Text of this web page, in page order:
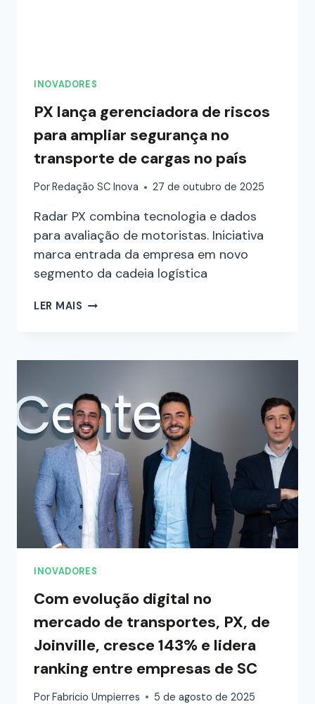
INOVADORES
PX lança gerenciadora de riscos
para ampliar segurança no
transporte de cargas no país
Por Redação SC Inova 27 de outubro de 2025
Radar PX combina tecnologia e dados
para avaliação de motoristas. Iniciativa
marca entrada da empresa em novo
segmento da cadeia logística
LER MAIS
INOVADORES
Com evolução digital no
mercado de transportes, PX, de
Joinville, cresce 143% e lidera
ranking entre empresas de SC
PorFabricio Umpierres 5 de agosto de 2025